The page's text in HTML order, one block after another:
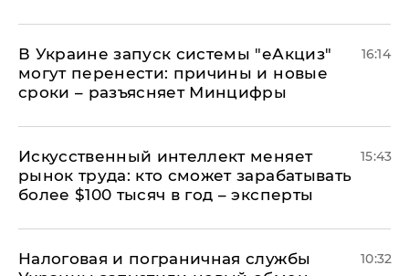
В Украине запуск системы "еАкциз"
могут перенести: причины и новые
сроки – разъясняет Минцифры
16:14
Искусственный интеллект меняет
рынок труда: кто сможет зарабатывать
более $100 тысяч в год – эксперты
15:43
Налоговая и пограничная службы
10:32